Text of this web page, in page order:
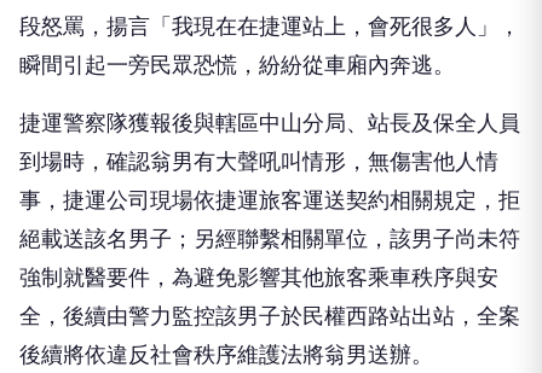
段怒罵，揚言「我現在在捷運站上，會死很多人」，
瞬間引起一旁民眾恐慌，紛紛從車廂內奔逃。
捷運警察隊獲報後與轄區中山分局、站長及保全人員
到場時，確認翁男有大聲吼叫情形，無傷害他人情
事，捷運公司現場依捷運旅客運送契約相關規定，拒
絕載送該名男子；另經聯繫相關單位，該男子尚未符
強制就醫要件，為避免影響其他旅客乘車秩序與安
全，後續由警力監控該男子於民權西路站出站，全案
後續將依違反社會秩序維護法將翁男送辦。